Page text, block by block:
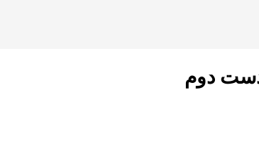
دوم